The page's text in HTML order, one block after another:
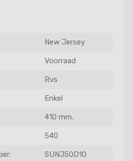
New Jersey
Voorraad
Rvs
Enkel
410 mm.
540
SUNJ50D10